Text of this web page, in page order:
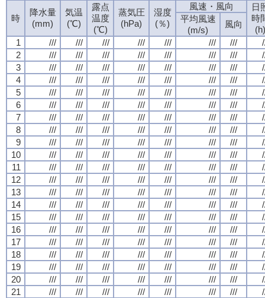
時
降水量
(mm)
気温
(℃)
露点
温度
(℃)
蒸気圧
(hPa)
湿度
(％)
風速・風向
日
時
(h)
平均風速
(m/s)
風向
1
/// /// /// /// /// /// ///
2
/// /// /// /// /// /// ///
3
/// /// /// /// /// /// ///
4
/// /// /// /// /// /// ///
5
/// /// /// /// /// /// ///
6
/// /// /// /// /// /// ///
7
/// /// /// /// /// /// ///
8
/// /// /// /// /// /// ///
9
/// /// /// /// /// /// ///
10
/// /// /// /// /// /// ///
11
/// /// /// /// /// /// ///
12
/// /// /// /// /// /// ///
13
/// /// /// /// /// /// ///
14
/// /// /// /// /// /// ///
15
/// /// /// /// /// /// ///
16
/// /// /// /// /// /// ///
17
/// /// /// /// /// /// ///
18
/// /// /// /// /// /// ///
19
/// /// /// /// /// /// ///
20
/// /// /// /// /// /// ///
21
/// /// /// /// /// /// ///